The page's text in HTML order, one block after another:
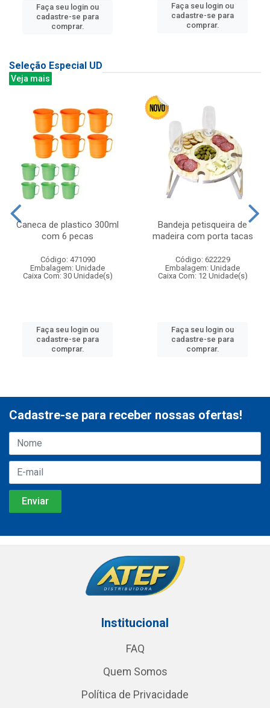
Faça seu login ou
cadastre-se para
comprar.
Faça seu login ou
cadastre-se para
comprar.
Seleção Especial UD
Veja mais
Caneca de plastico 300ml
com 6 pecas
Código: 471090
Embalagem: Unidade
Caixa Com: 30 Unidade(s)
Faça seu login ou
cadastre-se para
comprar.
Bandeja petisqueira de
madeira com porta tacas
Código: 622229
Embalagem: Unidade
Caixa Com: 12 Unidade(s)
Faça seu login ou
cadastre-se para
comprar.
Cadastre-se para receber nossas ofertas!
Institucional
FAQ
Quem Somos
Política de Privacidade